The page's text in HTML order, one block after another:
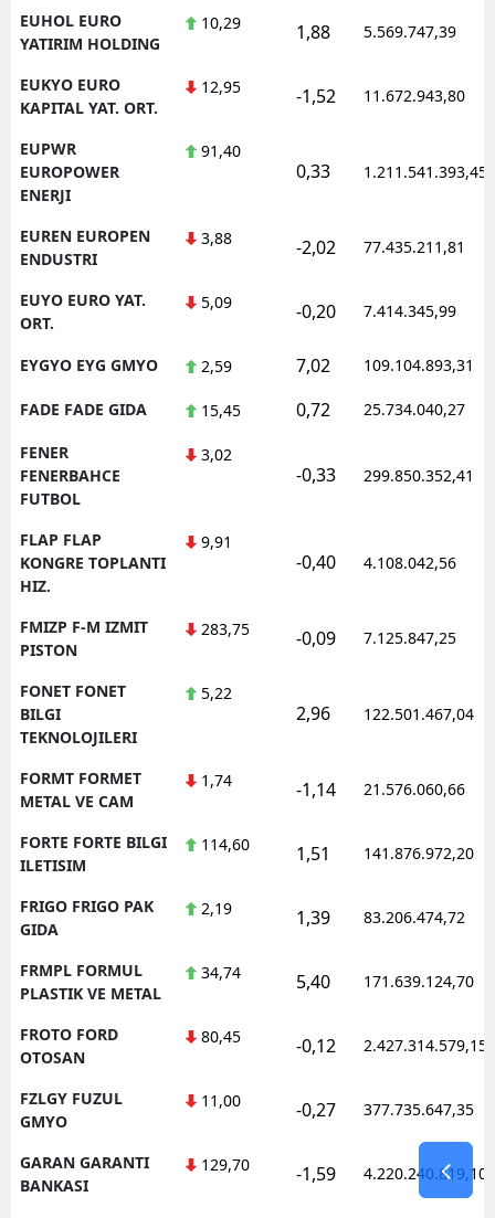
EUHOL EURO
YATIRIM HOLDING
10,29 1,88 5.569.747,39
EUKYO EURO
KAPITAL YAT. ORT.
12,95 -1,52 11.672.943,80
EUPWR
EUROPOWER
ENERJI
91,40
0,33 1.211.541.393,45
EUREN EUROPEN
ENDUSTRI
3,88 -2,02 77.435.211,81
EUYO EURO YAT.
ORT.
5,09 -0,20 7.414.345,99
EYGYO EYG GMYO 2,59 7,02 109.104.893,31
FADE FADE GIDA 15,45 0,72 25.734.040,27
FENER
FENERBAHCE
FUTBOL
3,02
-0,33 299.850.352,41
FLAP FLAP
KONGRE TOPLANTI
HIZ.
9,91
-0,40 4.108.042,56
FMIZP F-M IZMIT
PISTON
283,75 -0,09 7.125.847,25
FONET FONET
BILGI
TEKNOLOJILERI
5,22
2,96 122.501.467,04
FORMT FORMET
METAL VE CAM
1,74 -1,14 21.576.060,66
FORTE FORTE BILGI
ILETISIM
114,60 1,51 141.876.972,20
FRIGO FRIGO PAK
GIDA
2,19 1,39 83.206.474,72
FRMPL FORMUL
PLASTIK VE METAL
34,74 5,40 171.639.124,70
FROTO FORD
OTOSAN
80,45 -0,12 2.427.314.579,15
FZLGY FUZUL
GMYO
11,00 -0,27 377.735.647,35
GARAN GARANTI
BANKASI
129,70 -1,59 4.220.240.819,10